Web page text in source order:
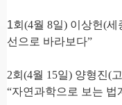
1회 (4월 8일) 이상헌(세
선으로 바라보다”
2회 (4월 15일) 양형진(
“자연과학으로 보는 법